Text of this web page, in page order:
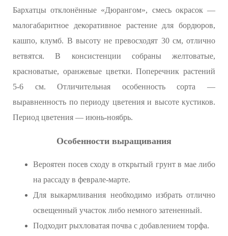
Бархатцы отклонённые «Дюрангом», смесь окрасок —
малогабаритное декоративное растение для бордюров,
кашпо, клумб. В высоту не превосходят 30 см, отлично
ветвятся. В консистенции собраны желтоватые,
красноватые, оранжевые цветки. Поперечник растений
5-6 см. Отличительная особенность сорта —
выравненность по периоду цветения и высоте кустиков.
Период цветения — июнь-ноябрь.
Особенности выращивания
Вероятен посев сходу в открытый грунт в мае либо
на рассаду в феврале-марте.
Для выкармливания необходимо избрать отлично
освещенный участок либо немного затененный.
Подходит рыхловатая почва с добавлением торфа.